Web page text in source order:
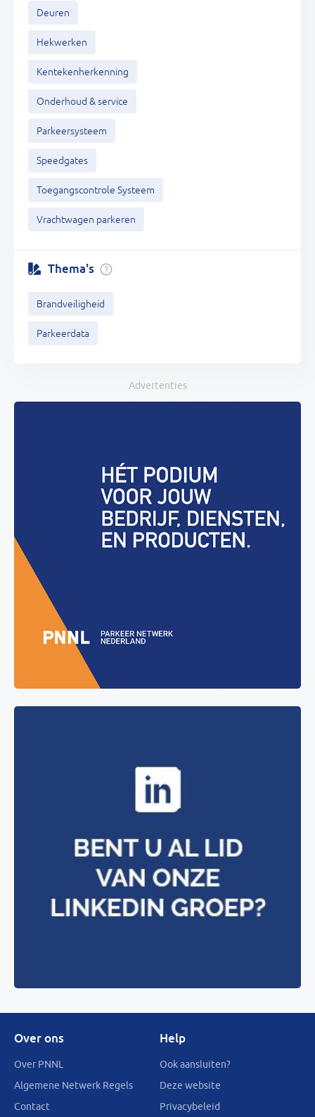
Deuren
Hekwerken
Kentekenherkenning
Onderhoud & service
Parkeersysteem
Speedgates
Toegangscontrole Systeem
Vrachtwagen parkeren
Thema's
Brandveiligheid
Parkeerdata
Advertenties
Over ons
Over PNNL
Algemene Netwerk Regels
Contact
Help
Ook aansluiten?
Deze website
Privacybeleid